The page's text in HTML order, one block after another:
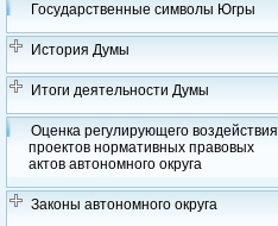
Государственные символы Югры
История Думы
Итоги деятельности Думы
Оценка регулирующего воздействия
проектов нормативных правовых
актов автономного округа
Законы автономного округа